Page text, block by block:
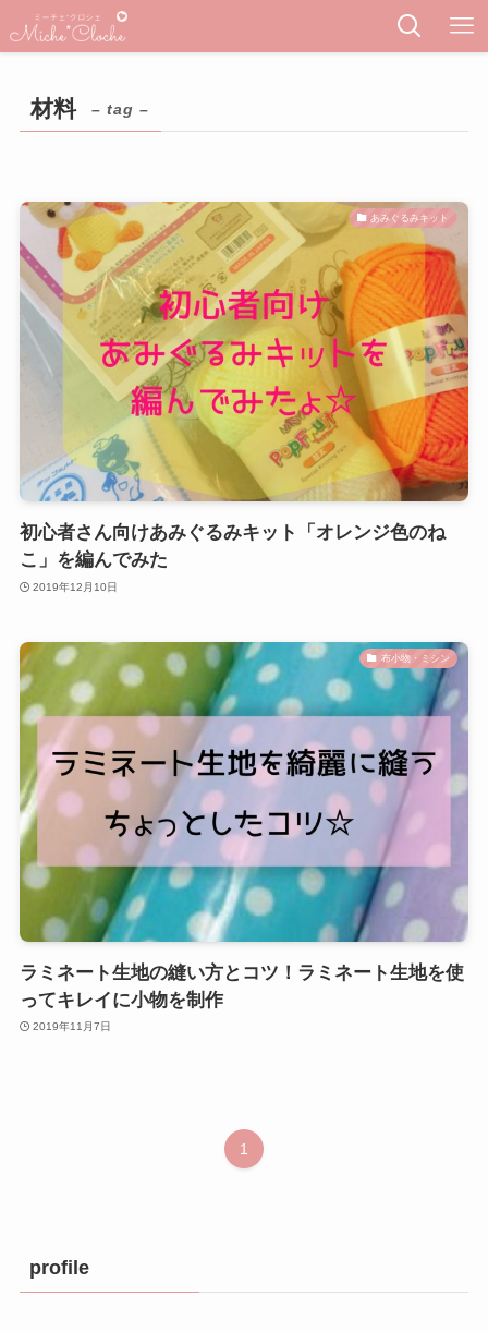
材料 – tag –
あみぐるみキット
初心者さん向けあみぐるみキット「オレンジ色のね
こ」を編んでみた
2019年12月10日
布小物・ミシン
ラミネート生地の縫い方とコツ！ラミネート生地を使
ってキレイに小物を制作
2019年11月7日
1
profile